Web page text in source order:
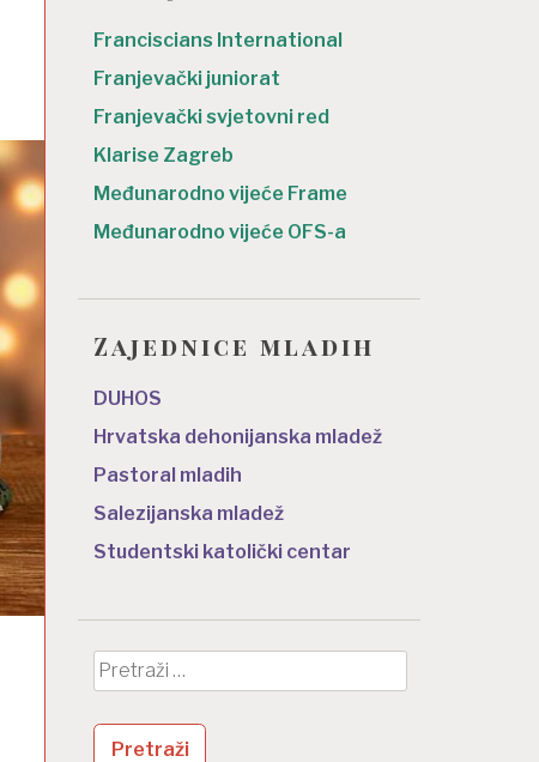
Franciscians International
Franjevački juniorat
Franjevački svjetovni red
Klarise Zagreb
Međunarodno vijeće Frame
Međunarodno vijeće OFS-a
Zajednice mladih
DUHOS
Hrvatska dehonijanska mladež
Pastoral mladih
Salezijanska mladež
Studentski katolički centar
Pretraži: